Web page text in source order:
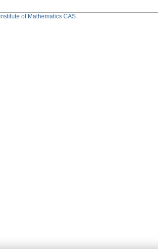
Institute of Mathematics CAS